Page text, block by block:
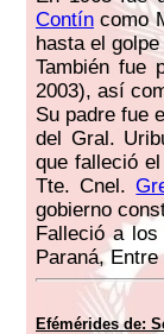
Contín como
hasta el
También fue
2003), así
Su padre fue
del Gral.
que falleció el
Tte. Cnel.
gobierno
Falleció a
Paraná,
Efémérides de: